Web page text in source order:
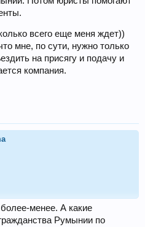
всего еще меня ждет))
мне, по сути, нужно только
на присягу и подачу и
компания.
менее. А какие
Румынии по